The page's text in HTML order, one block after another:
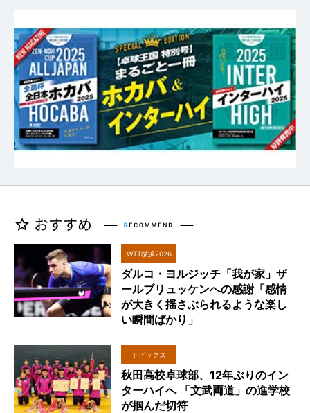
WTT横浜2026
ダルコ・ヨルジッチ「我が家」ザ
ールブリュッケンへの感謝「感情
が大きく揺さぶられるような楽し
い瞬間ばかり」
トピックス
秋田高校卓球部、12年ぶりのイン
ターハイへ 「文武両道」の進学校
が掴んだ切符